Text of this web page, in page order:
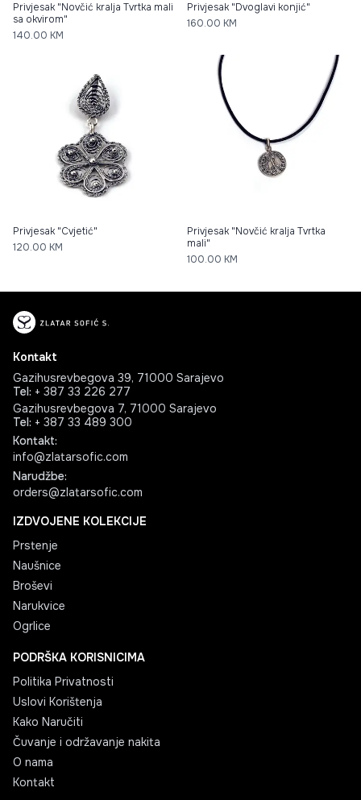
Privjesak "Novčić kralja Tvrtka mali
sa okvirom"
140.00 KM
Privjesak "Dvoglavi konjić"
160.00 KM
Privjesak "Cvjetić"
120.00 KM
Privjesak "Novčić kralja Tvrtka
mali"
100.00 KM
Kontakt
Gazihusrevbegova 39, 71000 Sarajevo
Tel: + 387 33 226 277
Gazihusrevbegova 7, 71000 Sarajevo
Tel: + 387 33 489 300
Kontakt:
info@zlatarsofic.com
Narudžbe:
orders@zlatarsofic.com
IZDVOJENE KOLEKCIJE
Prstenje
Naušnice
Broševi
Narukvice
Ogrlice
PODRŠKA KORISNICIMA
Politika Privatnosti
Uslovi Korištenja
Kako Naručiti
Čuvanje i održavanje nakita
O nama
Kontakt